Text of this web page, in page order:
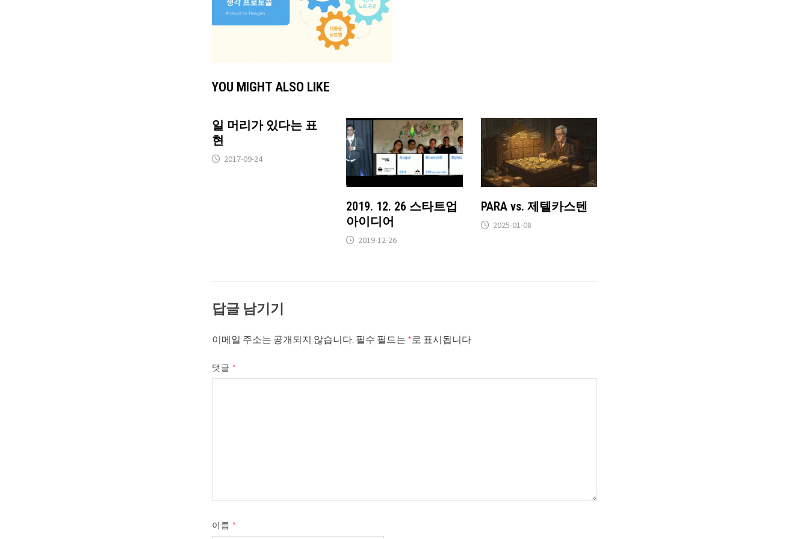
YOU MIGHT ALSO LIKE
일 머리가 있다는 표
현
2017-09-24
2019. 12. 26 스타트업
아이디어
2019-12-26
PARA vs. 제텔카스텐
2025-01-08
답글 남기기
이메일 주소는 공개되지 않습니다. 필수 필드는 *로 표시됩니다
댓글 *
이름 *